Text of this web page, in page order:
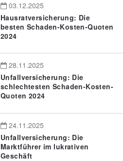
03.12.2025
Hausratversicherung: Die
besten Schaden-Kosten-Quoten
2024
28.11.2025
Unfallversicherung: Die
schlechtesten Schaden-Kosten-
Quoten 2024
24.11.2025
Unfallversicherung: Die
Marktführer im lukrativen
Geschäft